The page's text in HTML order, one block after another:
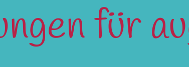
für